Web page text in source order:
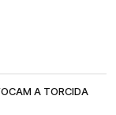
A TORCIDA